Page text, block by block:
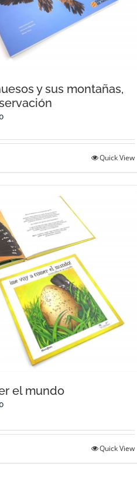
y sus montañas,
Quick View
el mundo
Quick View